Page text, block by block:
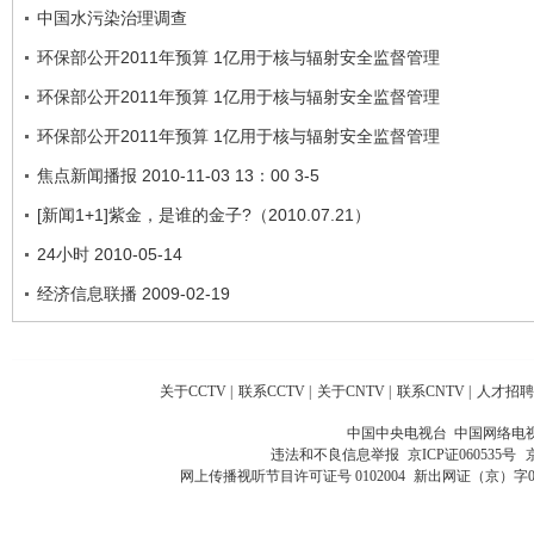
中国水污染治理调查
环保部公开2011年预算 1亿用于核与辐射安全监督管理
环保部公开2011年预算 1亿用于核与辐射安全监督管理
环保部公开2011年预算 1亿用于核与辐射安全监督管理
焦点新闻播报 2010-11-03 13：00 3-5
[新闻1+1]紫金，是谁的金子?（2010.07.21）
24小时 2010-05-14
经济信息联播 2009-02-19
关于CCTV | 联系CCTV | 关于CNTV | 联系CNTV | 人才招聘
中国中央电视台 中国网络电
违法和不良信息举报 京ICP证060535号
网上传播视听节目许可证号 0102004 新出网证（京）